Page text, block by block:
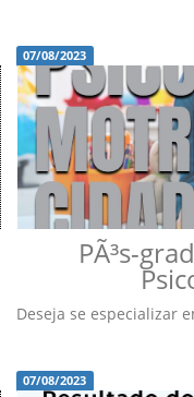
07/08/2023
PÃ³s-
Deseja se especializar
07/08/2023